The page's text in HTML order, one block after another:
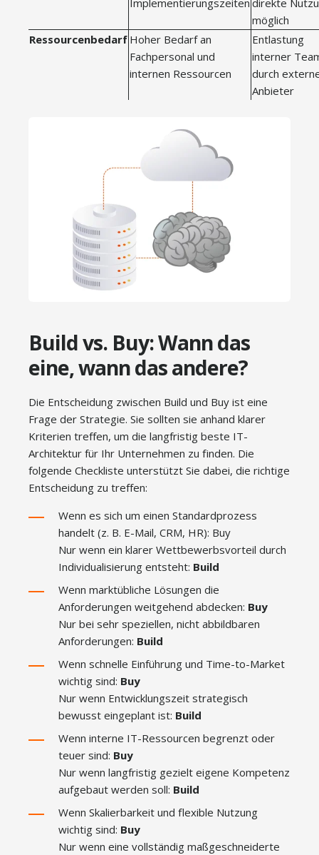
Implementierungszeiten direkte
möglich
Ressourcenbedarf Hoher Bedarf an
Fachpersonal und
internen Ressourcen
Entlastung
interner
durch
Anbieter
Build vs. Buy: Wann das
eine, wann das andere?
Die Entscheidung zwischen Build und Buy ist eine
Frage der Strategie. Sie sollten sie anhand klarer
Kriterien treffen, um die langfristig beste IT-
Architektur für Ihr Unternehmen zu finden. Die
folgende Checkliste unterstützt Sie dabei, die richtige
Entscheidung zu treffen:
Wenn es sich um einen Standardprozess
handelt (z. B. E-Mail, CRM, HR): Buy
Nur wenn ein klarer Wettbewerbsvorteil durch
Individualisierung entsteht: Build
Wenn marktübliche Lösungen die
Anforderungen weitgehend abdecken: Buy
Nur bei sehr speziellen, nicht abbildbaren
Anforderungen: Build
Wenn schnelle Einführung und Time-to-Market
wichtig sind: Buy
Nur wenn Entwicklungszeit strategisch
bewusst eingeplant ist: Build
Wenn interne IT-Ressourcen begrenzt oder
teuer sind: Buy
Nur wenn langfristig gezielt eigene Kompetenz
aufgebaut werden soll: Build
Wenn Skalierbarkeit und flexible Nutzung
wichtig sind: Buy
Nur wenn eine vollständig maßgeschneiderte